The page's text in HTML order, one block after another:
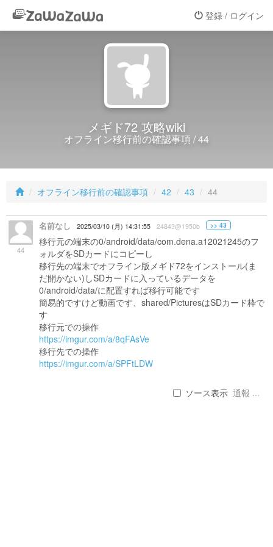
登録 / ログイン
メギド72 攻略wiki
オフライン移行前の確認事項 / 44
オフライン移行前の確認事項 42 43 44
44
名前なし 2025/03/10 (月) 14:31:55 24843@1950b >> 43
移行元の端末の0/android/data/com.dena.a12021245のフ
ォルダをSDカードにコピーし
移行先の端末でオフライン版メギド72をインストール(ま
だ開かない)しSDカードに入っているデータを
0/android/data/に配置すれば移行可能です
簡易的ですけど動画です、shared/PicturesはSDカード枠で
す
移行元での操作
https://imgur.com/a/8qFAsVe
移行先での操作
https://imgur.com/a/SPFtLDW
ソース表示 通報 ...